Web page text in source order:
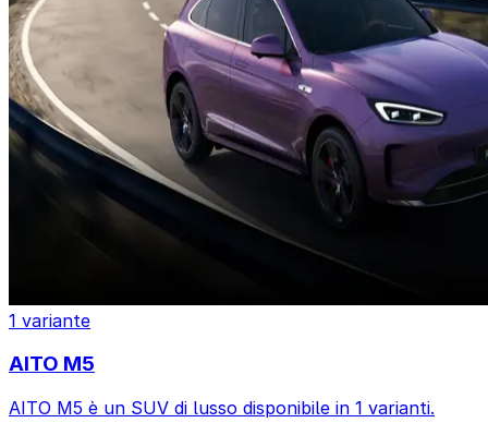
1 variante
AITO M5
AITO M5 è un SUV di lusso disponibile in 1 varianti.